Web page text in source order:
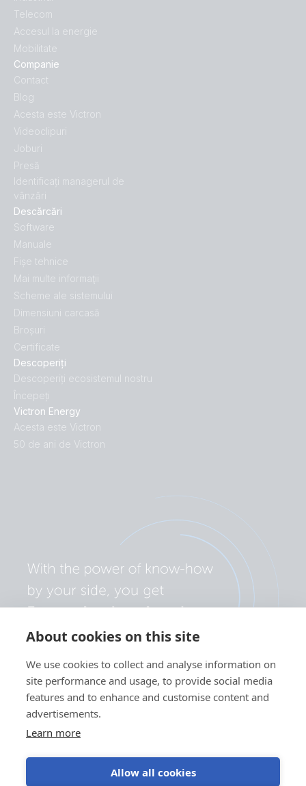
About cookies on this site
We use cookies to collect and analyse information on
site performance and usage, to provide social media
features and to enhance and customise content and
advertisements.
Learn more
Allow all cookies
Descoperiți
Descoperiți ecosistemul nostru
Începeți
Victron Energy
Acesta este Victron
50 de ani de Victron
Descărcări
Software
Manuale
Fișe tehnice
Mai multe informaţii
Scheme ale sistemului
Dimensiuni carcasă
Broșuri
Certificate
Telecom
Accesul la energie
Mobilitate
Companie
Contact
Blog
Acesta este Victron
Videoclipuri
Joburi
Presă
Identificați managerul de
vânzări